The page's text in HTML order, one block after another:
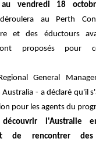
au vendredi 18
au Perth
et des éductours
proposés pour
General
Australia - a déclaré qu'il
pour les agents du
l'Australie
de rencontrer des